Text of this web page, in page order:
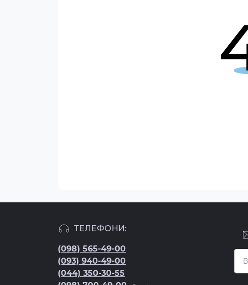
ТЕЛЕФОНИ:
(098) 565-49-00
(093) 940-49-00
(044) 350-30-55